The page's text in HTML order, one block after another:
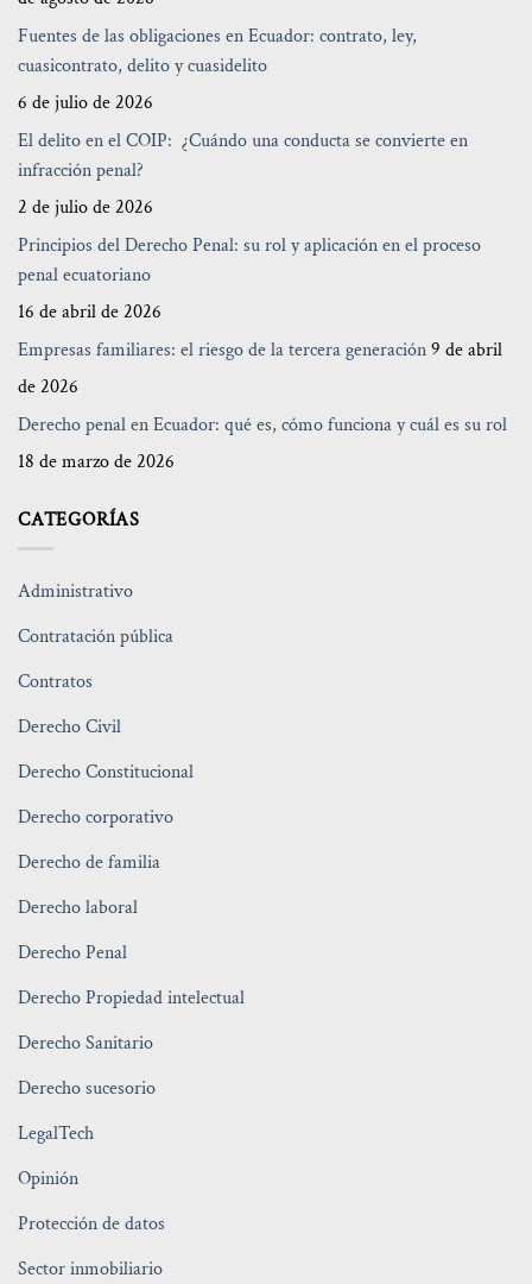
Fuentes de las obligaciones en Ecuador: contrato, ley,
cuasicontrato, delito y cuasidelito
6 de julio de 2026
El delito en el COIP: ¿Cuándo una conducta se convierte en
infracción penal?
2 de julio de 2026
Principios del Derecho Penal: su rol y aplicación en el proceso
penal ecuatoriano
16 de abril de 2026
Empresas familiares: el riesgo de la tercera generación9 de abril
de 2026
Derecho penal en Ecuador: qué es, cómo funciona y cuál es su rol
18 de marzo de 2026
CATEGORÍAS
Administrativo
Contratación pública
Contratos
Derecho Civil
Derecho Constitucional
Derecho corporativo
Derecho de familia
Derecho laboral
Derecho Penal
Derecho Propiedad intelectual
Derecho Sanitario
Derecho sucesorio
LegalTech
Opinión
Protección de datos
Sector inmobiliario